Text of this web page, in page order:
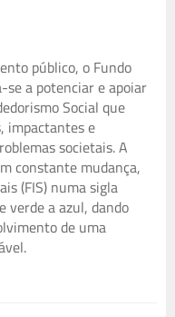
público, o Fundo
se a potenciar e apoiar
Social que
impactantes e
societais. A
constante mudança,
(FIS) numa sigla
verde a azul, dando
de uma